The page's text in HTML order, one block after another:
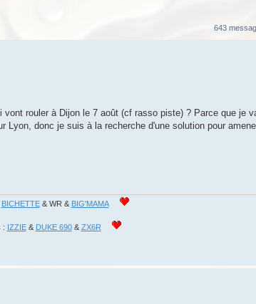
643
rouler à Dijon le 7 août (cf rasso piste) ? Parce que je
Lyon, donc je suis à la recherche d'une solution pour
BICHETTE& WR & BIG'MAMA
: IZZIE& DUKE 690& ZX6R